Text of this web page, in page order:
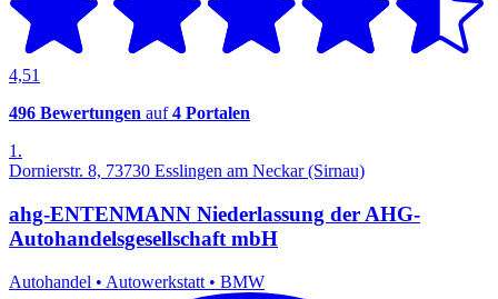
4,51
496 Bewertungen auf4 Portalen
1.
Dornierstr. 8, 73730 Esslingen am Neckar (Sirnau)
ahg-ENTENMANN Niederlassung der AHG-
Autohandelsgesellschaft mbH
Autohandel • Autowerkstatt • BMW